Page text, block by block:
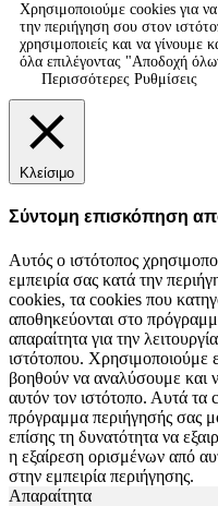
Χρησιμοποιούμε cookies για
την περιήγηση σου στον
χρησιμοποιείς και να γίνουμε
όλα επιλέγοντας "Αποδοχή
Περισσότερες Ρυθμίσεις
Κλείσιμο
Σύντομη επισκόπηση
Αυτός ο ιστότοπος
εμπειρία σας κατά την
cookies, τα cookies που
αποθηκεύονται στο
απαραίτητα για την
ιστότοπου. Χρησιμοποιούμε
βοηθούν να αναλύσουμε και
αυτόν τον ιστότοπο. Αυτά τα
πρόγραμμα περιήγησής σας
επίσης τη δυνατότητα να
η εξαίρεση ορισμένων από
στην εμπειρία περιήγησης.
Απαραίτητα